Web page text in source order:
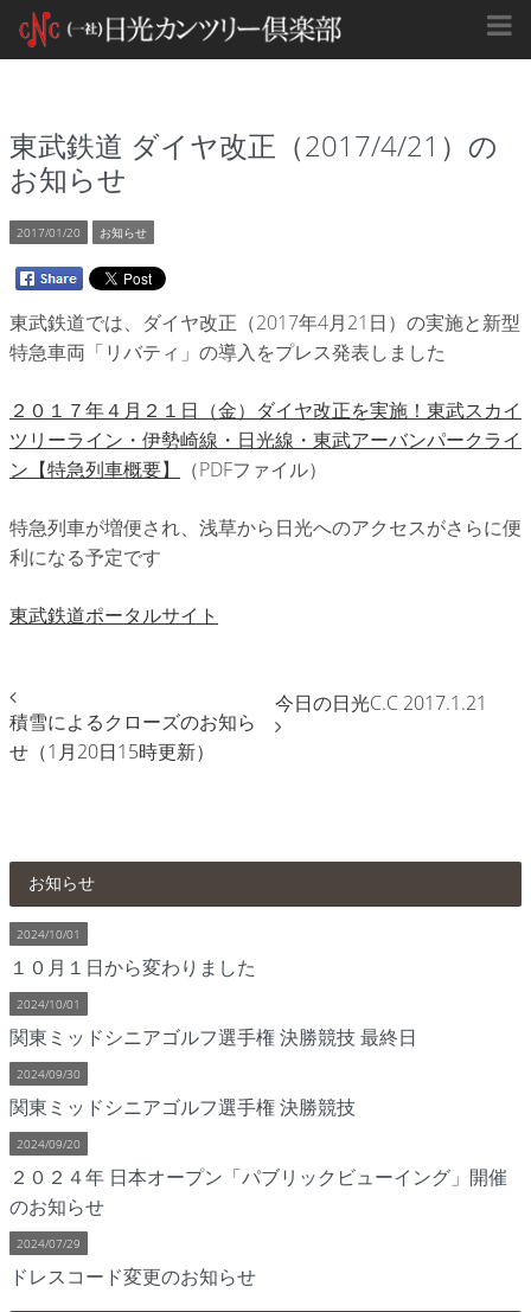
東武鉄道 ダイヤ改正（2017/4/21）の
お知らせ
2017/01/20 お知らせ
東武鉄道では、ダイヤ改正（2017年4月21日）の実施と新型
特急車両「リバティ」の導入をプレス発表しました
２０１７年４月２１日（金）ダイヤ改正を実施！東武スカイ
ツリーライン・伊勢崎線・日光線・東武アーバンパークライ
ン【特急列車概要】
（PDFファイル）
特急列車が増便され、浅草から日光へのアクセスがさらに便
利になる予定です
東武鉄道ポータルサイト
積雪によるクローズのお知ら
せ（1月20日15時更新）
今日の日光C.C 2017.1.21
お知らせ
2024/10/01
１０月１日から変わりました
2024/10/01
関東ミッドシニアゴルフ選手権 決勝競技 最終日
2024/09/30
関東ミッドシニアゴルフ選手権 決勝競技
2024/09/20
２０２４年 日本オープン「パブリックビューイング」開催
のお知らせ
2024/07/29
ドレスコード変更のお知らせ